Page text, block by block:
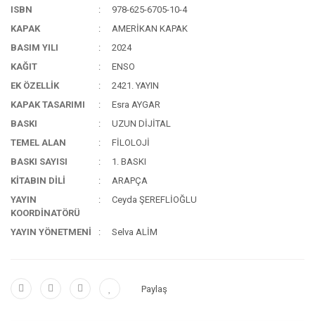
ISBN
978-625-6705-10-4
KAPAK
AMERİKAN KAPAK
BASIM YILI
2024
KAĞIT
ENSO
EK ÖZELLİK
2421. YAYIN
KAPAK TASARIMI
Esra AYGAR
BASKI
UZUN DİJİTAL
TEMEL ALAN
FİLOLOJİ
BASKI SAYISI
1. BASKI
KİTABIN DİLİ
ARAPÇA
YAYIN
KOORDİNATÖRÜ
Ceyda ŞEREFLİOĞLU
YAYIN YÖNETMENİ Selva ALİM
Paylaş